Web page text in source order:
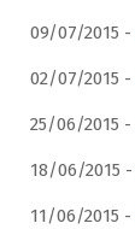
09/07/2015 -
02/07/2015 -
25/06/2015 -
18/06/2015 -
11/06/2015 -